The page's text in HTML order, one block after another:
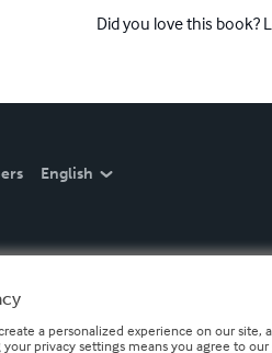
Did you love this book?
English
a personalized experience on our
privacy settings means you agree to our